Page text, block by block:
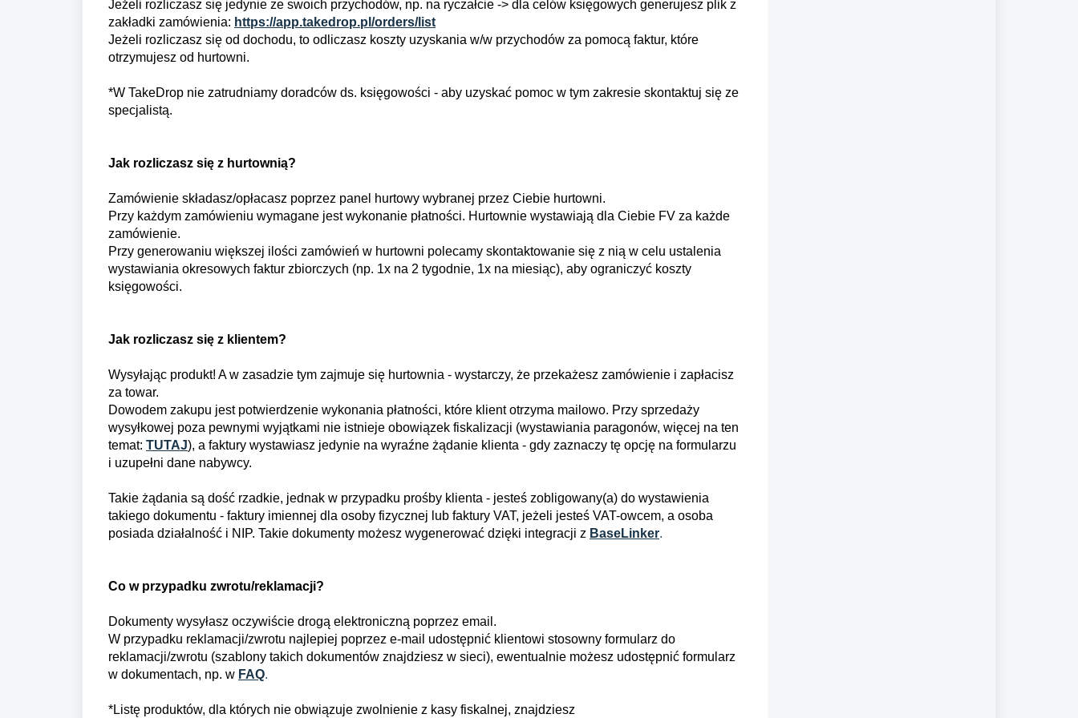
Jeżeli rozliczasz się jedynie ze swoich przychodów, np. na ryczałcie -> dla celów księgowych generujesz plik z
zakładki zamówienia: https://app.takedrop.pl/orders/list
Jeżeli rozliczasz się od dochodu, to odliczasz koszty uzyskania w/w przychodów za pomocą faktur, które
otrzymujesz od hurtowni.
*W TakeDrop nie zatrudniamy doradców ds. księgowości - aby uzyskać pomoc w tym zakresie skontaktuj się ze
specjalistą.
Jak rozliczasz się z hurtownią?
Zamówienie składasz/opłacasz poprzez panel hurtowy wybranej przez Ciebie hurtowni.
Przy każdym zamówieniu wymagane jest wykonanie płatności. Hurtownie wystawiają dla Ciebie FV za każde
zamówienie.
Przy generowaniu większej ilości zamówień w hurtowni polecamy skontaktowanie się z nią w celu ustalenia
wystawiania okresowych faktur zbiorczych (np. 1x na 2 tygodnie, 1x na miesiąc), aby ograniczyć koszty
księgowości.
Jak rozliczasz się z klientem?
Wysyłając produkt! A w zasadzie tym zajmuje się hurtownia - wystarczy, że przekażesz zamówienie i zapłacisz
za towar.
Dowodem zakupu jest potwierdzenie wykonania płatności, które klient otrzyma mailowo. Przy sprzedaży
wysyłkowej poza pewnymi wyjątkami nie istnieje obowiązek fiskalizacji (wystawiania paragonów, więcej na ten
temat: TUTAJ), a faktury wystawiasz jedynie na wyraźne żądanie klienta - gdy zaznaczy tę opcję na formularzu
i uzupełni dane nabywcy.
Takie żądania są dość rzadkie, jednak w przypadku prośby klienta - jesteś zobligowany(a) do wystawienia
takiego dokumentu - faktury imiennej dla osoby fizycznej lub faktury VAT, jeżeli jesteś VAT-owcem, a osoba
posiada działalność i NIP. Takie dokumenty możesz wygenerować dzięki integracji z BaseLinker.
Co w przypadku zwrotu/reklamacji?
Dokumenty wysyłasz oczywiście drogą elektroniczną poprzez email.
W przypadku reklamacji/zwrotu najlepiej poprzez e-mail udostępnić klientowi stosowny formularz do
reklamacji/zwrotu (szablony takich dokumentów znajdziesz w sieci), ewentualnie możesz udostępnić formularz
w dokumentach, np. w FAQ.
*Listę produktów, dla których nie obwiązuje zwolnienie z kasy fiskalnej, znajdziesz